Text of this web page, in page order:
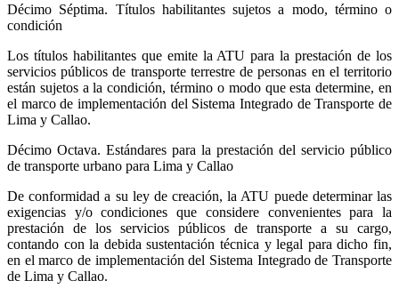
Décimo Séptima. Títulos habilitantes sujetos a modo, término o
condición
Los títulos habilitantes que emite la ATU para la prestación de los
servicios públicos de transporte terrestre de personas en el territorio
están sujetos a la condición, término o modo que esta determine, en
el marco de implementación del Sistema Integrado de Transporte de
Lima y Callao.
Décimo Octava. Estándares para la prestación del servicio público
de transporte urbano para Lima y Callao
De conformidad a su ley de creación, la ATU puede determinar las
exigencias y/o condiciones que considere convenientes para la
prestación de los servicios públicos de transporte a su cargo,
contando con la debida sustentación técnica y legal para dicho fin,
en el marco de implementación del Sistema Integrado de Transporte
de Lima y Callao.